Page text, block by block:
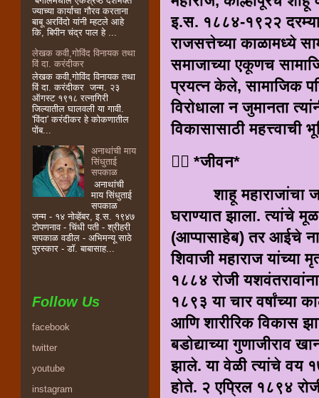
इ.स. १८८४-१९२२
राजसत्तेच्या काळामध्ये
समाजाच्या एकूणच
प्रयत्न केले, सामाजिक
विरोधाला न जुमानता
विकासासाठी महत्त्वाची
💁‍♂️ *जीवन*
शाहू महाराजांचा
घराण्यात झाला. त्यांचे
(आप्पासाहेब) तर आईचे
शिवाजी महाराज यांच्या
१८८४ रोजी
१८९३ या चार वर्षांच्या
आणि शारीरिक विकास
बडोद्याच्या गुणाजीराव
झाले. या वेळी त्यांचे वय
होते. २ एप्रिल १८९४
ज्याच्या कार्याचा गौरव करताना
बाबू अरविंदो यांनी म्हटले आहे
कि, बिपीन चंद्र पाल हे ...
लेखक कवी,गोविंद विनायक तथा
विं दा. करंदीकर
लेखक कवी,गोविंद विनायक तथा
विं दा. करंदीकर जन्म. २३
ऑगस्ट १९१८ रत्नागिरी
जिल्यातील घालवली या गावी.
'विंदा' करंदीकर हे कोकणातील
पोंब...
अनाथांची माय
सिंधुताई
सपकाळ
अनाथांची
माय सिंधुताई
सपकाळ
जन्म - १४ नोव्हेंबर, इ.स. १९४७
टोपणनाव - चिंधी पती - श्रीहरी
सपकाळ वडील - अभिमन्यू साठे
पुरस्कार - डॉ. बाबासाह...
Follow Us
facebook
twitter
youtube
instagram